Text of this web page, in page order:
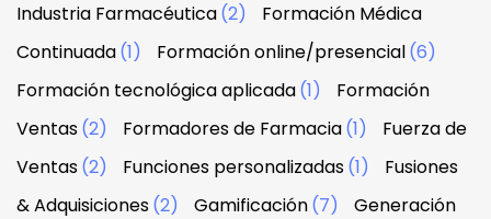
Industria Farmacéutica(2)
Formación Médica
Continuada(1) Formación online/presencial(6)
Formación tecnológica aplicada(1)
Formación
Ventas(2) Formadores de Farmacia(1)
Fuerza de
Ventas(2) Funciones personalizadas(1)
Fusiones
& Adquisiciones(2) Gamificación(7)
Generación